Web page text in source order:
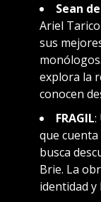
Sean
Ariel
sus
explora la
conocen
FRAGIL:
que
busca
Brie. La
identidad y